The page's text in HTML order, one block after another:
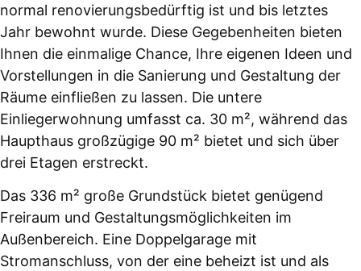
normal renovierungsbedürftig ist und bis letztes
Jahr bewohnt wurde. Diese Gegebenheiten bieten
Ihnen die einmalige Chance, Ihre eigenen Ideen und
Vorstellungen in die Sanierung und Gestaltung der
Räume einfließen zu lassen. Die untere
Einliegerwohnung umfasst ca. 30 m², während das
Haupthaus großzügige 90 m² bietet und sich über
drei Etagen erstreckt.
Das 336 m² große Grundstück bietet genügend
Freiraum und Gestaltungsmöglichkeiten im
Außenbereich. Eine Doppelgarage mit
Stromanschluss, von der eine beheizt ist und als